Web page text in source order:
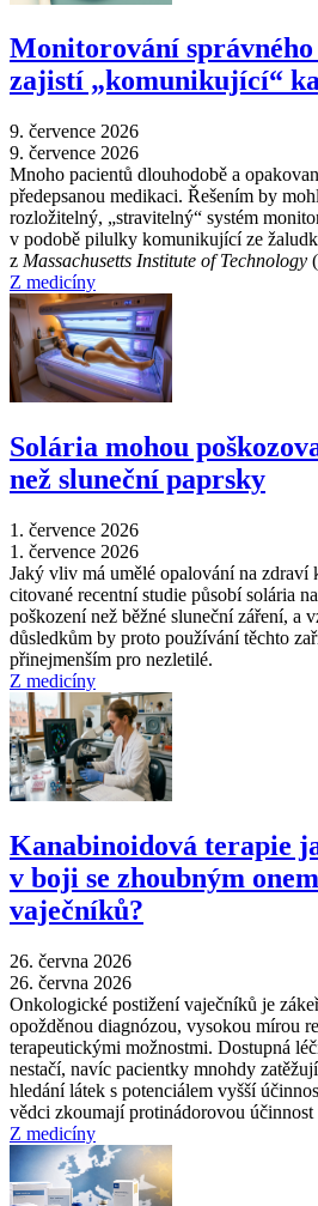
Monitorování
zajistí „komunikující“
9. července 2026
9. července 2026
Mnoho pacientů dlouhodobě a
předepsanou medikaci. Řešením by
rozložitelný, „stravitelný“ systém
v podobě pilulky komunikující ze
z Massachusetts Institute of Technology
Z medicíny
Solária mohou
než sluneční paprsky
1. července 2026
1. července 2026
Jaký vliv má umělé opalování na zdraví
citované recentní studie působí solária
poškození než běžné sluneční záření, a
důsledkům by proto používání těchto
přinejmenším pro nezletilé.
Z medicíny
Kanabinoidová terapie
v boji se zhoubným
vaječníků?
26. června 2026
26. června 2026
Onkologické postižení vaječníků je
opožděnou diagnózou, vysokou mírou
terapeutickými možnostmi. Dostupná
nestačí, navíc pacientky mnohdy
hledání látek s potenciálem vyšší
vědci zkoumají protinádorovou
Z medicíny